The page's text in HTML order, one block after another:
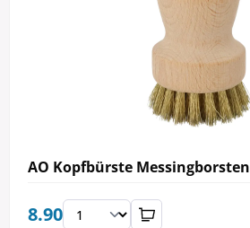
AO Kopfbürste Messingborsten
8.90